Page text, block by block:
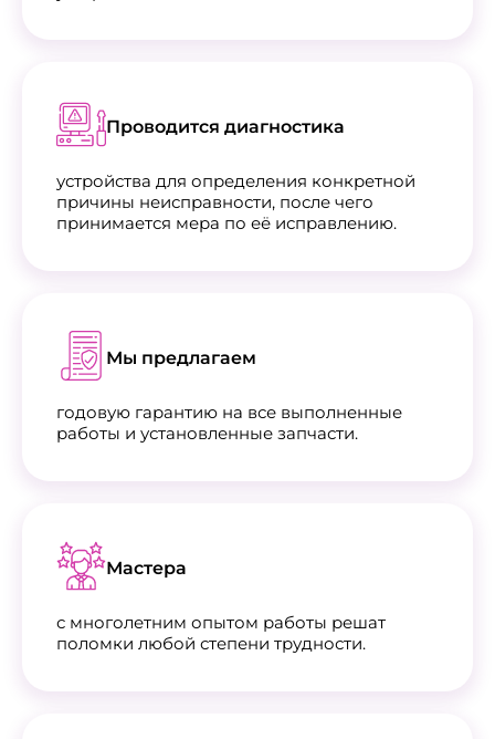
Проводится диагностика
устройства для определения конкретной
причины неисправности, после чего
принимается мера по её исправлению.
Мы предлагаем
годовую гарантию на все выполненные
работы и установленные запчасти.
Мастера
с многолетним опытом работы решат
поломки любой степени трудности.